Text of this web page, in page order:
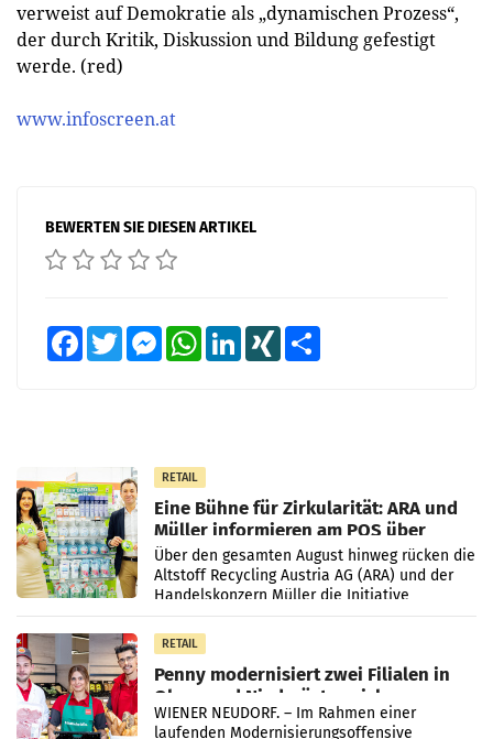
verweist auf Demokratie als „dynamischen Prozess“,
der durch Kritik, Diskussion und Bildung gefestigt
werde. (red)
www.infoscreen.at
BEWERTEN SIE DIESEN ARTIKEL
FacebookTwitter MessengerWhatsAppLinkedInXING
RETAIL
Eine Bühne für Zirkularität: ARA und
Müller informieren am POS über
Kreislauffähigkeit
Über den gesamten August hinweg rücken die
Altstoff Recycling Austria AG (ARA) und der
Handelskonzern Müller die Initiative
„Kreislauf-Helden“ in allen österreichischen
Müller-Filialen
RETAIL
Penny modernisiert zwei Filialen in
Ober- und Niederösterreich
WIENER NEUDORF. – Im Rahmen einer
laufenden Modernisierungsoffensive